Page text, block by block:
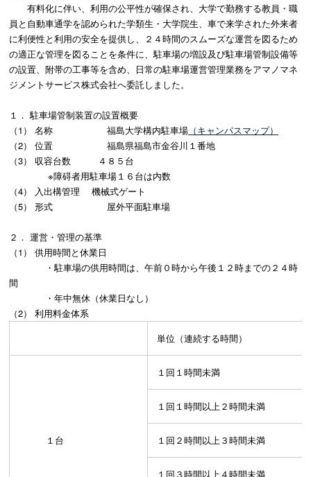
有料化に伴い、利用の公平性が確保され、大学で勤務する教員・職
員と自動車通学を認められた学類生・大学院生、車で来学された外来者
に利便性と利用の安全を提供し、２４時間のスムーズな運営を図るため
の適正な管理を図ることを条件に、駐車場の増設及び駐車場管制設備等
の設置、附帯の工事等を含め、日常の駐車場運営管理業務をアマノマネ
ジメントサービス株式会社へ委託しました。
１． 駐車場管制装置の設置概要
（1） 名称 福島大学構内駐車場 （キャンパスマップ）
（2） 位置 福島県福島市金谷川１番地
（3） 収容台数 ４８５台
※障碍者用駐車場１６台は内数
（4） 入出構管理 機械式ゲート
（5） 形式 屋外平面駐車場
２． 運営・管理の基準
（1） 供用時間と休業日
・駐車場の供用時間は、午前０時から午後１２時までの２４時
間
・年中無休（休業日なし）
（2） 利用料金体系
単位（連続する時間）
１台
１回１時間未満
１回１時間以上２時間未満
１回２時間以上３時間未満
１回３時間以上４時間未満